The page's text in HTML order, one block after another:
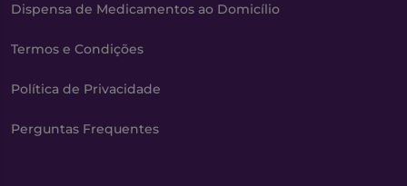
Dispensa de Medicamentos ao Domicílio
Termos e Condições
Política de Privacidade
Perguntas Frequentes